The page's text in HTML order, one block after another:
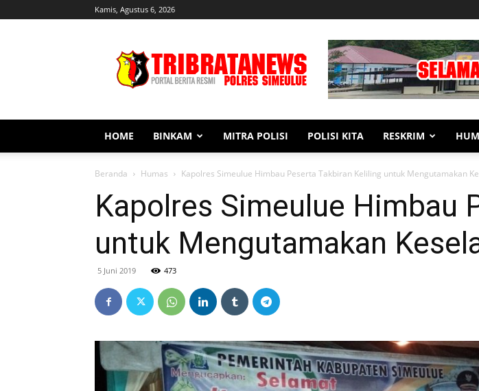
Kamis, Agustus 6, 2026
Simeulue
HOME BINKAM MITRA POLISI POLISI KITA RESKRIM
Beranda Humas Kapolres Simeulue Himbau Peserta Takbiran Keliling untuk Mengutamakan
Kapolres Simeulue Himbau
untuk Mengutamakan
5 Juni 2019 473